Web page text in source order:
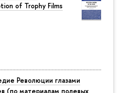
of Trophy Films
Революции глазами
(по материалам полевых